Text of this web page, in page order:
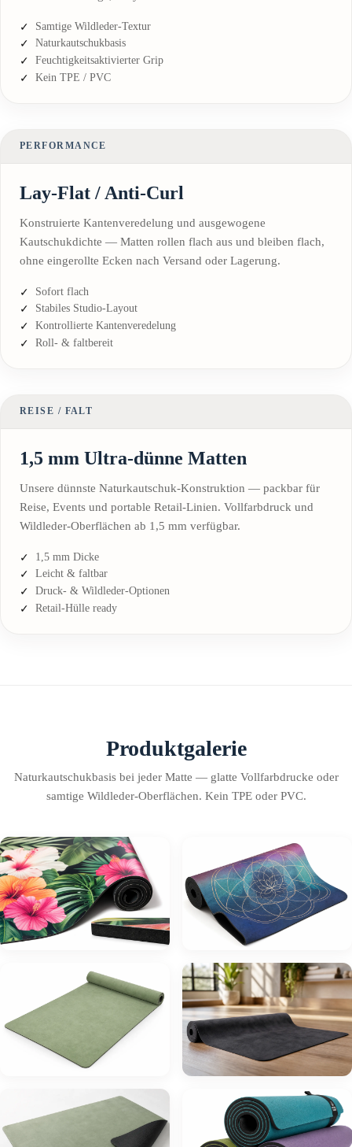
Samtige Wildleder-Textur
Naturkautschukbasis
Feuchtigkeitsaktivierter Grip
Kein TPE / PVC
PERFORMANCE
Lay-Flat / Anti-Curl
Konstruierte Kantenveredelung und ausgewogene
Kautschukdichte — Matten rollen flach aus und bleiben flach,
ohne eingerollte Ecken nach Versand oder Lagerung.
Sofort flach
Stabiles Studio-Layout
Kontrollierte Kantenveredelung
Roll- & faltbereit
REISE / FALT
1,5 mm Ultra-dünne Matten
Unsere dünnste Naturkautschuk-Konstruktion — packbar für
Reise, Events und portable Retail-Linien. Vollfarbdruck und
Wildleder-Oberflächen ab 1,5 mm verfügbar.
1,5 mm Dicke
Leicht & faltbar
Druck- & Wildleder-Optionen
Retail-Hülle ready
Produktgalerie
Naturkautschukbasis bei jeder Matte — glatte Vollfarbdrucke oder
samtige Wildleder-Oberflächen. Kein TPE oder PVC.